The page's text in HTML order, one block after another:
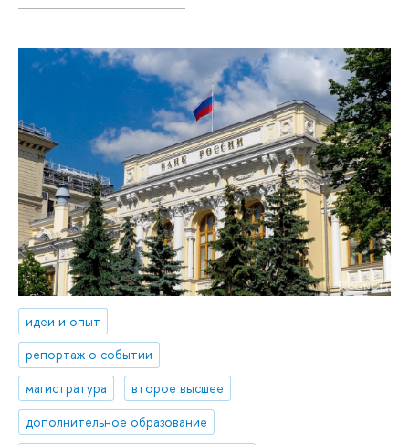
идеи и опыт
репортаж о событии
магистратура
второе высшее
дополнительное образование